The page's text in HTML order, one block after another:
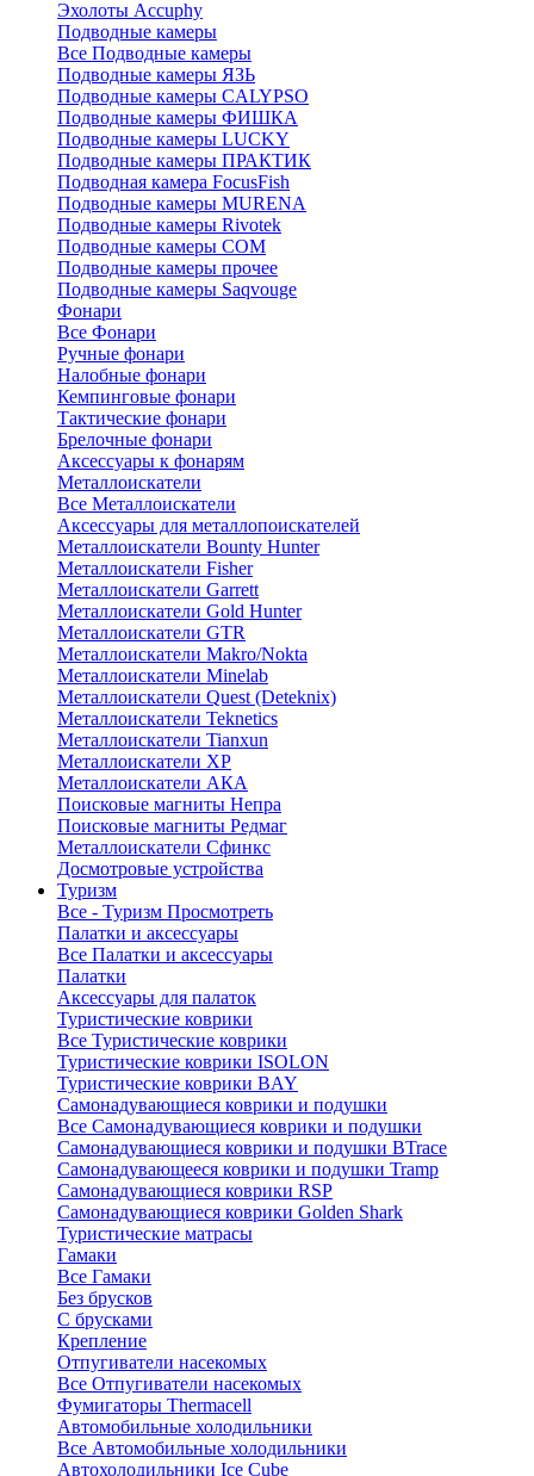
Эхолоты Accuphy
Подводные камеры
Все Подводные камеры
Подводные камеры ЯЗЬ
Подводные камеры CALYPSO
Подводные камеры ФИШКА
Подводные камеры LUCKY
Подводные камеры ПРАКТИК
Подводная камера FocusFish
Подводные камеры MURENA
Подводные камеры Rivotek
Подводные камеры СОМ
Подводные камеры прочее
Подводные камеры Saqvouge
Фонари
Все Фонари
Ручные фонари
Налобные фонари
Кемпинговые фонари
Тактические фонари
Брелочные фонари
Аксессуары к фонарям
Металлоискатели
Все Металлоискатели
Аксессуары для металлопоискателей
Металлоискатели Bounty Hunter
Металлоискатели Fisher
Металлоискатели Garrett
Металлоискатели Gold Hunter
Металлоискатели GTR
Металлоискатели Makro/Nokta
Металлоискатели Minelab
Металлоискатели Quest (Deteknix)
Металлоискатели Teknetics
Металлоискатели Tianxun
Металлоискатели XP
Металлоискатели АКА
Поисковые магниты Непра
Поисковые магниты Редмаг
Металлоискатели Сфинкс
Досмотровые устройства
Туризм
Все - Туризм Просмотреть
Палатки и аксессуары
Все Палатки и аксессуары
Палатки
Аксессуары для палаток
Туристические коврики
Все Туристические коврики
Туристические коврики ISOLON
Туристические коврики BAY
Самонадувающиеся коврики и подушки
Все Самонадувающиеся коврики и подушки
Самонадувающиеся коврики и подушки BTrace
Самонадувающееся коврики и подушки Tramp
Самонадувающиеся коврики RSP
Самонадувающиеся коврики Golden Shark
Туристические матрасы
Гамаки
Все Гамаки
Без брусков
С брусками
Крепление
Отпугиватели насекомых
Все Отпугиватели насекомых
Фумигаторы Thermacell
Автомобильные холодильники
Все Автомобильные холодильники
Автохолодильники Ice Cube